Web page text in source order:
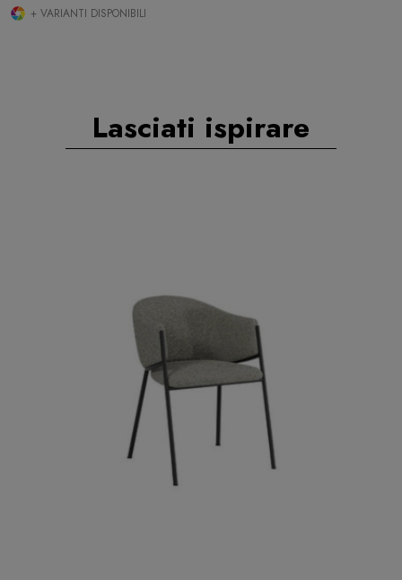
+ VARIANTI DISPONIBILI
Lasciati ispirare